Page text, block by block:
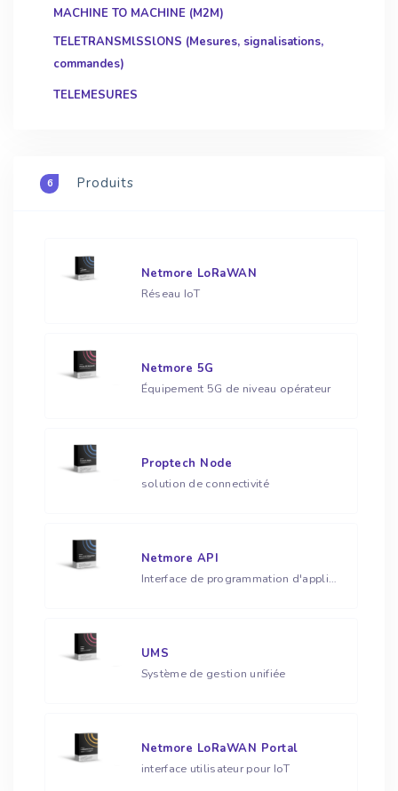
MACHINE TO MACHINE (M2M)
TELETRANSMlSSlONS (Mesures, signalisations,
commandes)
TELEMESURES
6 Produits
Netmore LoRaWAN
Réseau IoT
Netmore 5G
Équipement 5G de niveau opérateur
Proptech Node
solution de connectivité
Netmore API
Interface de programmation d'application pour IoT
UMS
Système de gestion unifiée
Netmore LoRaWAN Portal
interface utilisateur pour IoT